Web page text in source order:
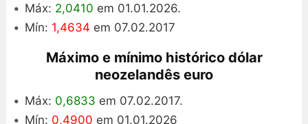
Máx: 2,0410 em 01.01.2026.
Mín: 1,4634 em 07.02.2017
Máximo e mínimo histórico dólar
neozelandês euro
Máx: 0,6833 em 07.02.2017.
Mín: 0,4900 em 01.01.2026